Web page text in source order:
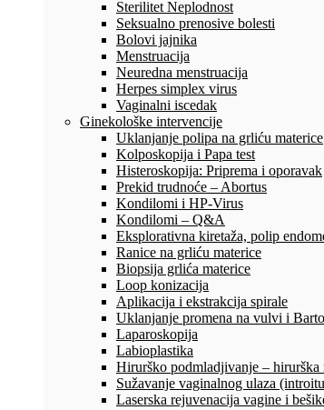
Sterilitet Neplodnost
Seksualno prenosive bolesti
Bolovi jajnika
Menstruacija
Neuredna menstruacija
Herpes simplex virus
Vaginalni iscedak
Ginekološke intervencije
Uklanjanje polipa na grliću materice
Kolposkopija i Papa test
Histeroskopija: Priprema i oporavak
Prekid trudnoće – Abortus
Kondilomi i HP-Virus
Kondilomi – Q&A
Eksplorativna kiretaža, polip
Ranice na grliću materice
Biopsija grlića materice
Loop konizacija
Aplikacija i ekstrakcija spirale
Uklanjanje promena na vulvi i
Laparoskopija
Labioplastika
Hirurško podmladjivanje – hirurška
Sužavanje vaginalnog ulaza
Laserska rejuvenacija vagine i